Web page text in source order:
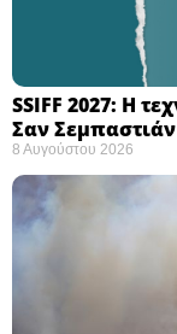
SSIFF 2027: Η
Σαν Σεμπαστιάν ​
8 Αυγούστου 2026